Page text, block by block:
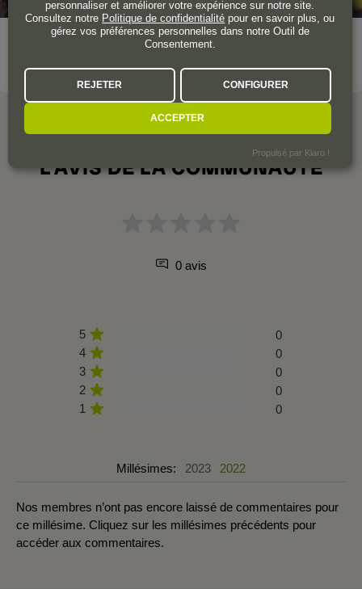
L'AVIS DE LA COMMUNAUTÉ
0 avis
5
0
4
0
3
0
2
0
1
0
Millésimes: 2023 2022
Nos membres n’ont pas encore laissé de commentaires pour
ce millésime. Cliquez sur les millésimes précédents pour
accéder aux commentaires.
personnaliser et améliorer votre expérience sur notre site.
Consultez notre Politique de confidentialité pour en savoir plus, ou
gérez vos préférences personnelles dans notre Outil de
Consentement.
REJETER CONFIGURER
ACCEPTER
Propulsé par Klaro !